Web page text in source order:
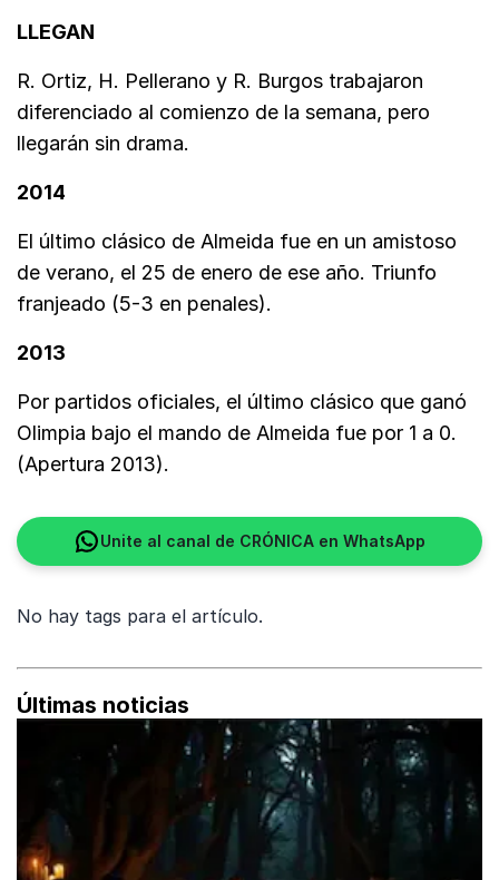
LLEGAN
R. Ortiz, H. Pellerano y R. Burgos trabajaron
diferenciado al comienzo de la semana, pero
llegarán sin drama.
2014
El último clásico de Almeida fue en un amistoso
de verano, el 25 de enero de ese año. Triunfo
franjeado (5-3 en penales).
2013
Por partidos oficiales, el último clásico que ganó
Olimpia bajo el mando de Almeida fue por 1 a 0.
(Apertura 2013).
Unite al canal de CRÓNICA en WhatsApp
No hay tags para el artículo.
Últimas noticias